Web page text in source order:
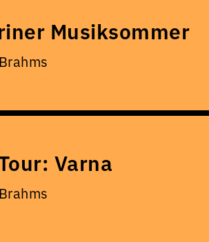
Musiksommer
Varna